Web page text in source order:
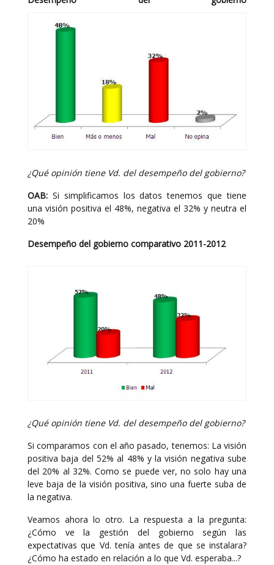
¿Qué opinión tiene Vd. del desempeño del gobierno?
OAB: Si simplificamos los datos tenemos que tiene
una visión positiva el 48%, negativa el 32% y neutra el
20%
Desempeño del gobierno comparativo 2011-2012
¿Qué opinión tiene Vd. del desempeño del gobierno?
Si comparamos con el año pasado, tenemos: La visión
positiva baja del 52% al 48% y la visión negativa sube
del 20% al 32%. Como se puede ver, no solo hay una
leve baja de la visión positiva, sino una fuerte suba de
la negativa.
Veamos ahora lo otro. La respuesta a la pregunta:
¿Cómo ve la gestión del gobierno según las
expectativas que Vd. tenía antes de que se instalara?
¿Cómo ha estado en relación a lo que Vd. esperaba...?